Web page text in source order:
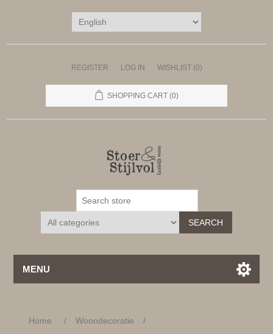
REGISTER LOG IN WISHLIST (0)
SHOPPING CART (0)
SEARCH
MENU
Home / Woondecoratie
/